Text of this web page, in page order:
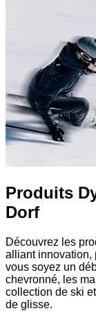
Produits
Dorf
Découvrez les
alliant innovation,
vous soyez un
chevronné, les
collection de ski
de glisse.